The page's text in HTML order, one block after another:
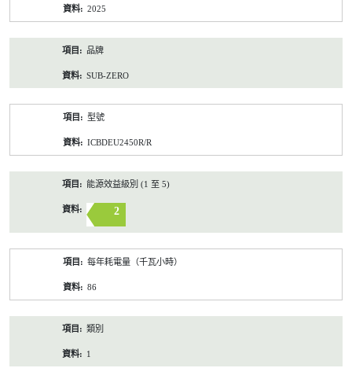
2025
品牌
SUB-ZERO
型號
ICBDEU2450R/R
能源效益級別 (1 至 5)
2
每年耗電量（千瓦小時）
86
類別
1